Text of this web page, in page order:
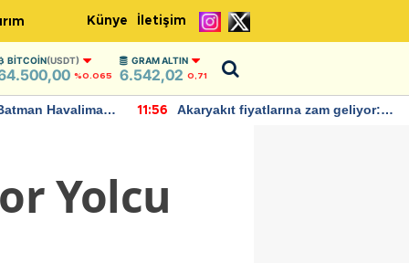
Künye İletişim
BITCOIN(USDT)
%0.065
GRAM ALTIN
6.542,02 0,71
Havalimanı
11:56
Akaryakıt fiyatlarına zam geliyor:
Yolcu